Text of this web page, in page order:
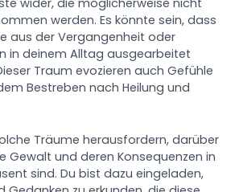
wider, die möglicherweise nicht
werden. Es könnte sein, dass
aus der Vergangenheit oder
in deinem Alltag ausgearbeitet
Traum evozieren auch Gefühle
Bestreben nach Heilung und
Träume herausfordern, darüber
Gewalt und deren Konsequenzen in
sind. Du bist dazu eingeladen,